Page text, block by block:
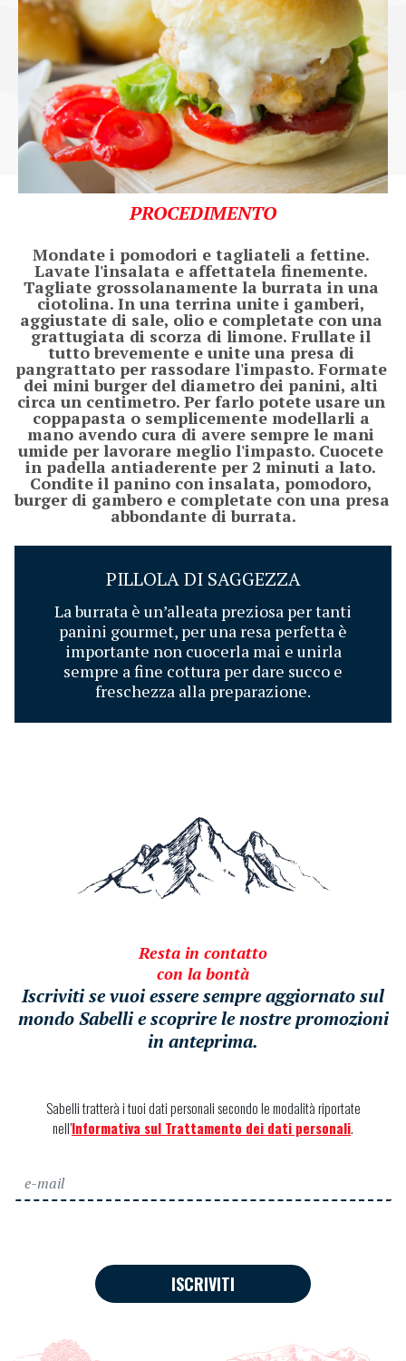
PROCEDIMENTO
Mondate i pomodori e tagliateli a fettine.
Lavate l'insalata e affettatela finemente.
Tagliate grossolanamente la burrata in una
ciotolina. In una terrina unite i gamberi,
aggiustate di sale, olio e completate con una
grattugiata di scorza di limone. Frullate il
tutto brevemente e unite una presa di
pangrattato per rassodare l'impasto. Formate
dei mini burger del diametro dei panini, alti
circa un centimetro. Per farlo potete usare un
coppapasta o semplicemente modellarli a
mano avendo cura di avere sempre le mani
umide per lavorare meglio l'impasto. Cuocete
in padella antiaderente per 2 minuti a lato.
Condite il panino con insalata, pomodoro,
burger di gambero e completate con una presa
abbondante di burrata.
PILLOLA DI SAGGEZZA
La burrata è un’alleata preziosa per tanti
panini gourmet, per una resa perfetta è
importante non cuocerla mai e unirla
sempre a fine cottura per dare succo e
freschezza alla preparazione.
Resta in contatto
con la bontà
Iscriviti se vuoi essere sempre aggiornato sul
mondo Sabelli e scoprire le nostre promozioni
in anteprima.
Sabelli tratterà i tuoi dati personali secondo le modalità riportate
nell’Informativa sul Trattamento dei dati personali.
ISCRIVITI